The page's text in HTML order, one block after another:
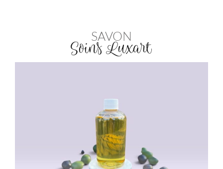
SAVON
Soins Luxart